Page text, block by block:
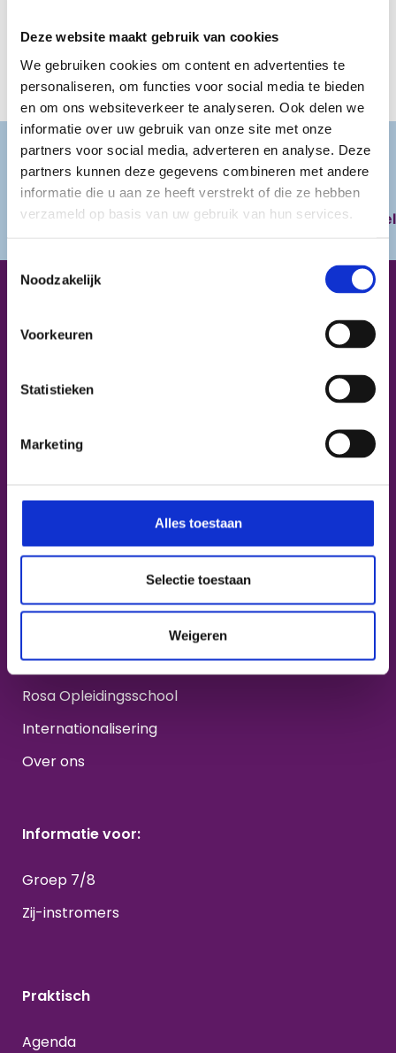
Deze website maakt gebruik van cookies
We gebruiken cookies om content en advertenties te
personaliseren, om functies voor social media te bieden
en om ons websiteverkeer te analyseren. Ook delen we
informatie over uw gebruik van onze site met onze
partners voor social media, adverteren en analyse. Deze
partners kunnen deze gegevens combineren met andere
informatie die u aan ze heeft verstrekt of die ze hebben
verzameld op basis van uw gebruik van hun services.
Toestemmingsselectie
Noodzakelijk
Voorkeuren
Statistieken
Marketing
Alles toestaan
Selectie toestaan
Weigeren
tussen 9.30-12.30 en/of op dinsdag 9 juni tussen
14.00-16.30 uur
HLZ wordt mede mogelijk gemaakt door:
Aagje Abel
Bétapartner
Reanimatie onderwijs
Vwo
Rosa Opleidingsschool
Internationalisering
Over ons
Informatie voor:
Groep 7/8
Zij-instromers
Praktisch
Agenda